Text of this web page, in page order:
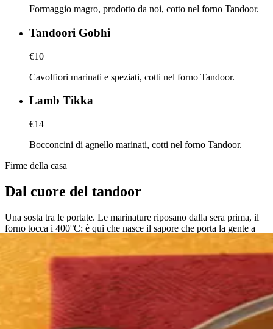
Formaggio magro, prodotto da noi, cotto nel forno Tandoor.
Tandoori Gobhi
€10
Cavolfiori marinati e speziati, cotti nel forno Tandoor.
Lamb Tikka
€14
Bocconcini di agnello marinati, cotti nel forno Tandoor.
Firme della casa
Dal cuore del tandoor
Una sosta tra le portate. Le marinature riposano dalla sera prima, il
forno tocca i 400°C: è qui che nasce il sapore che porta la gente a